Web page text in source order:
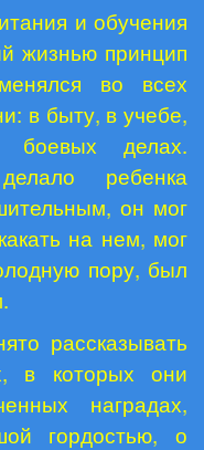
и обучения
жизнью принцип
во всех
в быту, в учебе,
делах.
ребенка
он мог
на нем, мог
пору, был
рассказывать
в которых они
наградах,
гордостью, о